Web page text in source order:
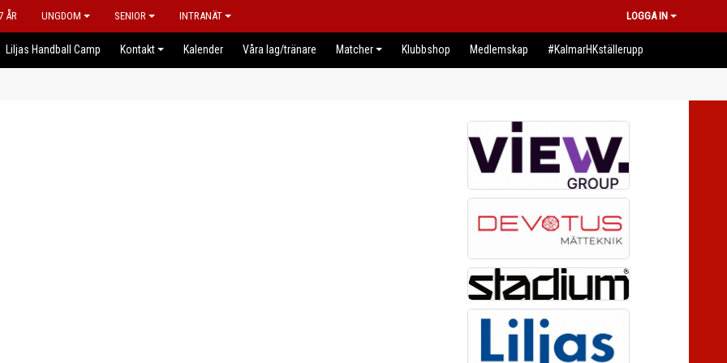
ÅR UNGDOM SENIOR INTRANÄT LOGGA IN
Liljas Handball Camp Kontakt Kalender Våra lag/tränare Matcher Klubbshop Medlemskap #KalmarHKställerupp